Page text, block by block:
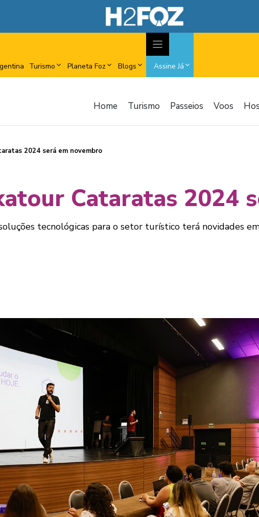
Turismo Planeta Foz Blogs Assine Já
Home Turismo Passeios Voos
2024 será em novembro
Cataratas 2024
tecnológicas para o setor turístico terá novidades